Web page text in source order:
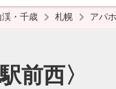
・千歳 札幌 アパ
前西〉